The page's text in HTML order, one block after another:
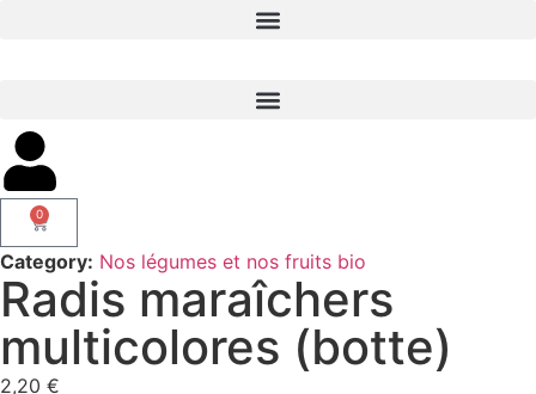
0
Category: Nos légumes et nos fruits bio
Radis maraîchers
multicolores (botte)
2,20 €